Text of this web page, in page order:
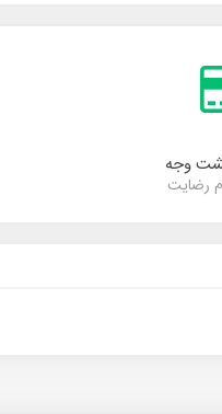
وجه
رضایت